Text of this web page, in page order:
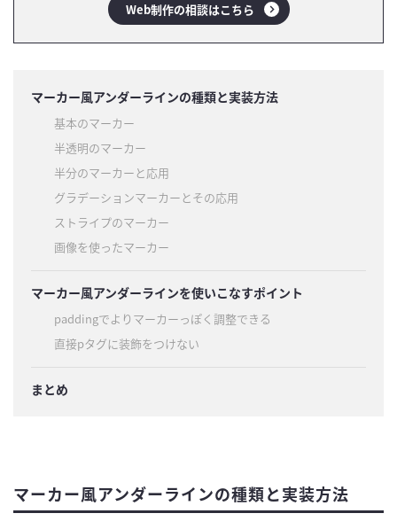
Web制作の相談はこちら
マーカー風アンダーラインの種類と実装方法
基本のマーカー
半透明のマーカー
半分のマーカーと応用
グラデーションマーカーとその応用
ストライプのマーカー
画像を使ったマーカー
マーカー風アンダーラインを使いこなすポイント
paddingでよりマーカーっぽく調整できる
直接pタグに装飾をつけない
まとめ
マーカー風アンダーラインの種類と実装方法